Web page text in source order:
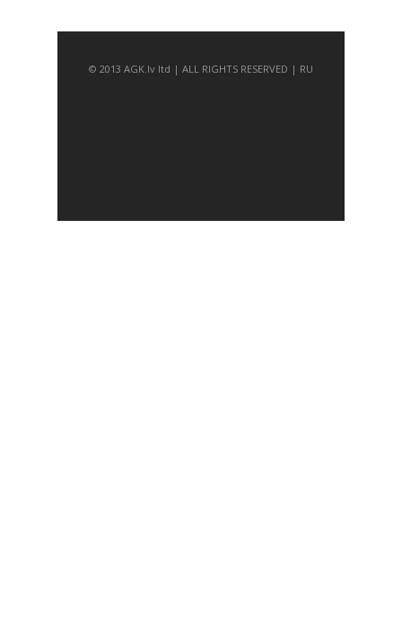
© 2013 AGK.lv ltd | ALL RIGHTS RESERVED | RU